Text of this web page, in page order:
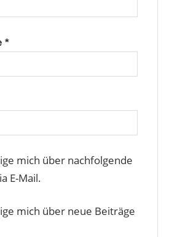
*
mich über nachfolgende
E-Mail.
mich über neue Beiträge